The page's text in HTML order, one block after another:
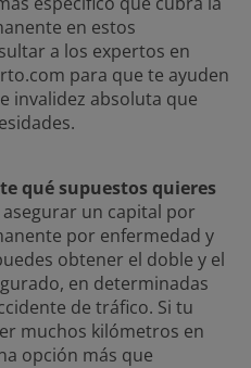
en estos
a los expertos en
para que te ayuden
invalidez absoluta que
qué supuestos quieres
asegurar un capital por
por enfermedad y
obtener el doble y el
en determinadas
de tráfico. Si tu
muchos kilómetros en
opción más que